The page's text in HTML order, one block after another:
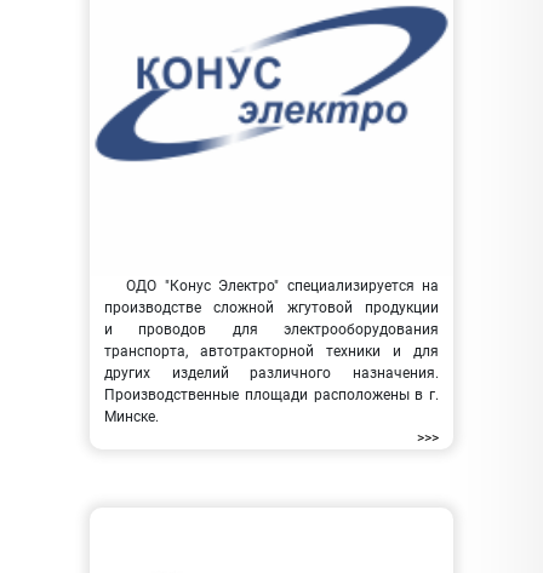
ОДО "Конус Электро" специализируется на
производстве сложной жгутовой продукции
и проводов для электрооборудования
транспорта, автотракторной техники и для
других изделий различного назначения.
Производственные площади расположены в г.
Минске.
>>>